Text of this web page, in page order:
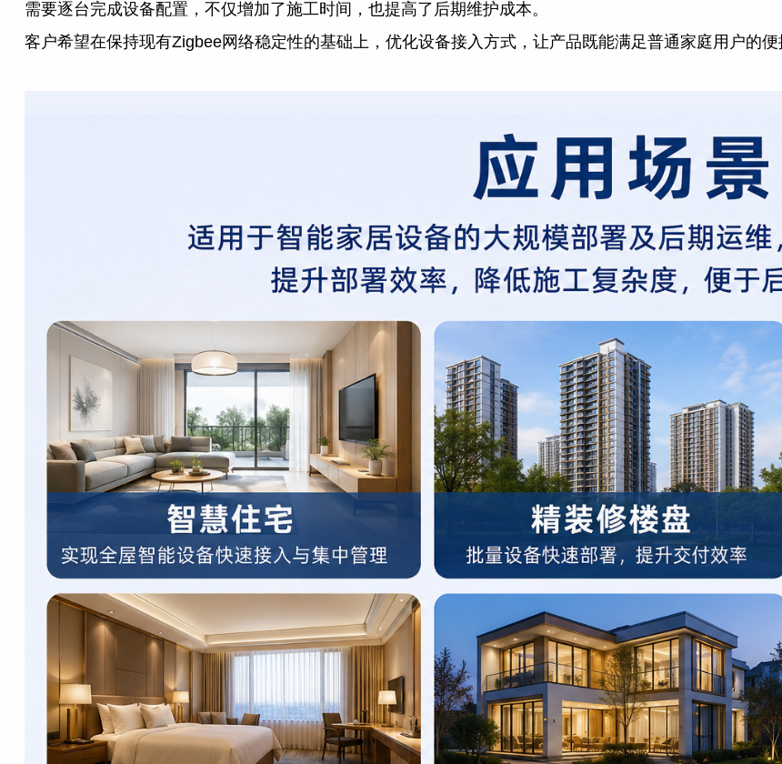
需要逐台完成设备配置，不仅增加了施工时间，也提高了后期维护成本。
客户希望在保持现有Zigbee网络稳定性的基础上，优化设备接入方式，让产品既能满足普通家庭用户的